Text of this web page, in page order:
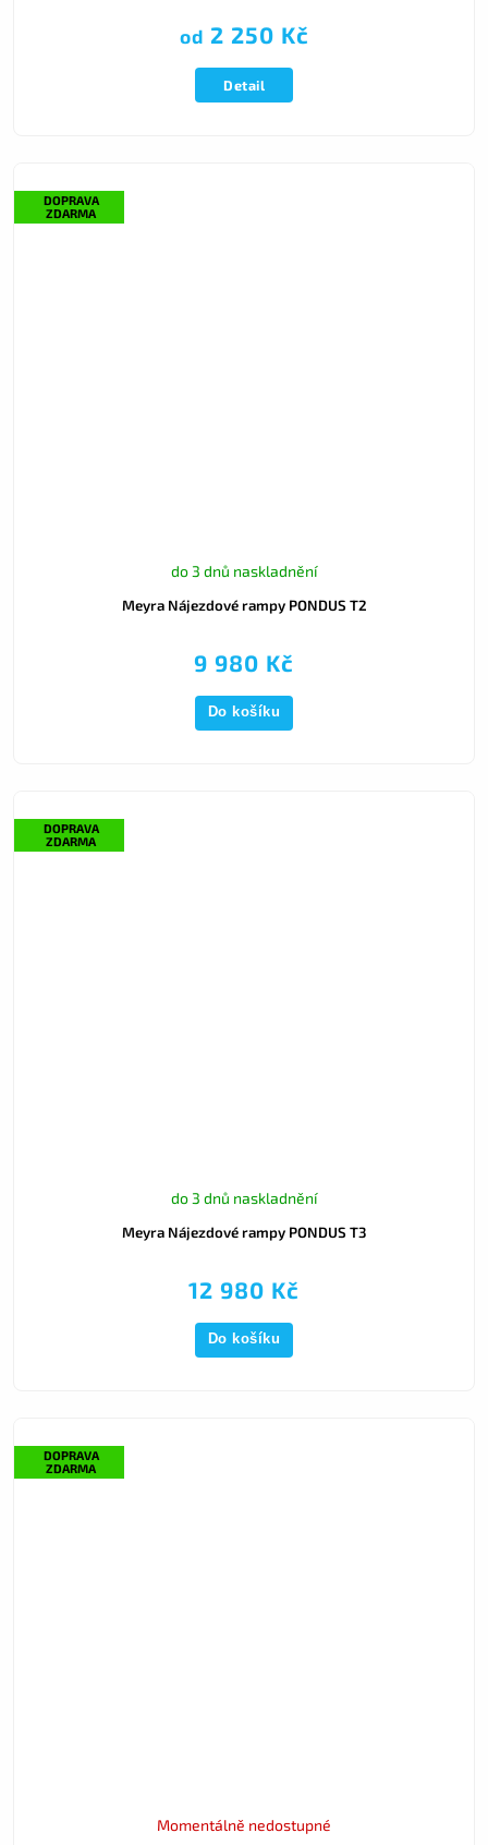
od 2 250 Kč
Detail
DOPRAVA
ZDARMA
Meyra Nájezdové rampy PONDUS T2
do 3 dnů naskladnění
9 980 Kč
Do košíku
DOPRAVA
ZDARMA
Meyra Nájezdové rampy PONDUS T3
do 3 dnů naskladnění
12 980 Kč
Do košíku
DOPRAVA
ZDARMA
Momentálně nedostupné